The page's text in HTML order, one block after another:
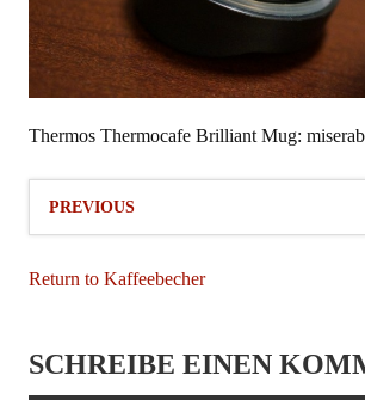
Thermos Thermocafe Brilliant Mug:
PREVIOUS
Return to Kaffeebecher
SCHREIBE EINEN